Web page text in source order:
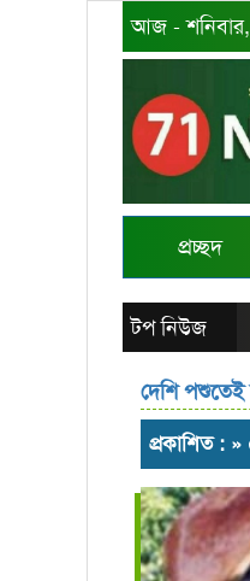
আজ - শনিবার,
প্রচ্ছদ
টপ নিউজ
দেশি পশুতেই
প্রকাশিত :